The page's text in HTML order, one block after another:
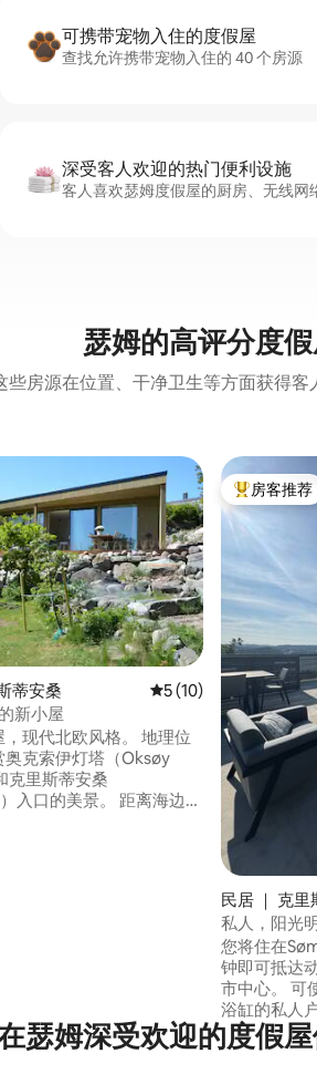
可携带宠物入住的度假屋
查找允许携带宠物入住的 40 个房源
深受客人欢迎的热门便利设施
客人喜欢瑟姆度假屋的厨房、无线网
瑟姆的高评分度
些房源在位置、干净卫生等方面获得客
共 116 条评价
蒂安桑 平均评分 5 分（满分 5
5 (10)
新小屋
现代北欧风格。 地理位
奥克索伊灯塔（Oksøy
克里斯蒂安桑
的美景。 距离海边
热门「房客
房客推荐
民居 ｜ 克里
私人，阳光
您将住在Søm的
钟即可抵达
市中心。 可使用电动汽车充电器。带热水
浴缸的私人户外区域
Kiwi、药店
果电视、
瑟姆深受欢迎的度假